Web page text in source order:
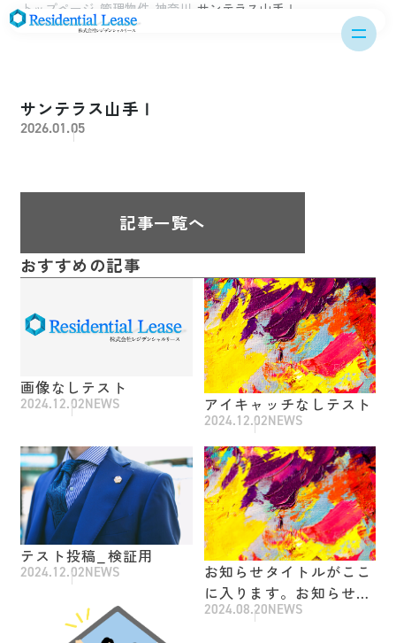
トップページ 管理物件 神奈川 サンテラス山手Ⅰ
サンテラス山手Ⅰ
2026.01.05
記事一覧へ
おすすめの記事
画像なしテスト
2024.12.02NEWS アイキャッチなしテスト
2024.12.02NEWS
テスト投稿_検証用
2024.12.02NEWS
お知らせタイトルがここ
に入ります。お知らせタ
イトルがここに入りま
2024.08.20NEWS